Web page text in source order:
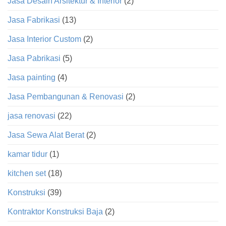
Jasa Fabrikasi (13)
Jasa Interior Custom (2)
Jasa Pabrikasi (5)
Jasa painting (4)
Jasa Pembangunan & Renovasi (2)
jasa renovasi (22)
Jasa Sewa Alat Berat(2)
kamar tidur (1)
kitchen set(18)
Konstruksi (39)
Kontraktor Konstruksi Baja (2)